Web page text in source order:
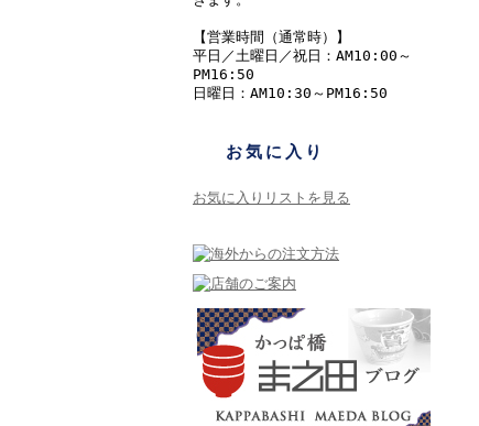
【営業時間（通常時）】
平日／土曜日／祝日：AM10:00～
PM16:50
日曜日：AM10:30～PM16:50
お気に入り
お気に入りリストを見る